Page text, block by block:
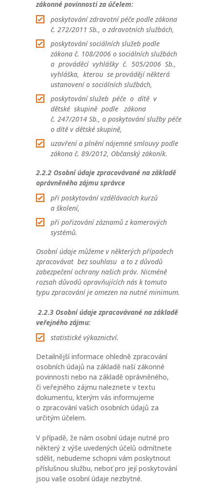
zákonné povinnosti za účelem:
poskytování zdravotní péče podle zákona
č. 272/2011 Sb., o zdravotních službách,
poskytování sociálních služeb podle
zákona č. 108/2006 o sociálních službách
a prováděcí vyhlášky č. 505/2006 Sb.,
vyhláška, kterou se provádějí některá
ustanovení o sociálních službách,
poskytování služeb péče o dítě v
dětské skupině podle zákona
č. 247/2014 Sb., o poskytování služby péče
o dítě v dětské skupině,
uzavření a plnění nájemné smlouvy podle
zákona č. 89/2012, Občanský zákoník.
2.2.2 Osobní údaje zpracovávané na základě
oprávněného zájmu správce
při poskytování vzdělávacích kurzů
a školení,
při pořizování záznamů z kamerových
systémů.
Osobní údaje můžeme v některých případech
zpracovávat bez souhlasu a to z důvodů
zabezpečení ochrany našich práv. Nicméně
rozsah důvodů opravňujících nás k tomuto
typu zpracování je omezen na nutné minimum.
2.2.3 Osobní údaje zpracovávané na základě
veřejného zájmu:
statistické výkaznictví.
Detailnější informace ohledně zpracování
osobních údajů na základě naší zákonné
povinnosti nebo na základě oprávněného,
či veřejného zájmu naleznete v textu
dokumentu, kterým vás informujeme
o zpracování vašich osobních údajů za
určitým účelem.
V případě, že nám osobní údaje nutné pro
některý z výše uvedených účelů odmítnete
sdělit, nebudeme schopni vám poskytnout
příslušnou službu, neboť pro její poskytování
jsou vaše osobní údaje nezbytné.